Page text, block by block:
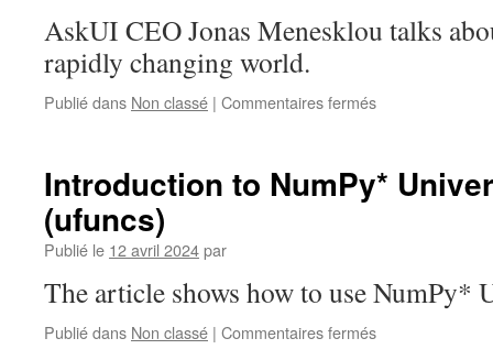
Podcast
AskUI CEO Jonas Menesklou talks
rapidly changing world.
Publié dans Non classé | Commentaires ferméssur
Driving
Playing
for
Introduction to NumPy*
(ufuncs)
Publié le 12 avril 2024par
The article shows how to use NumPy*
Publié dans Non classé | Commentaires ferméssur